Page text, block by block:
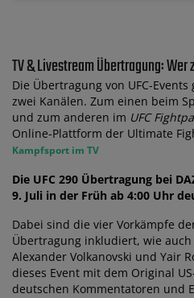
TV & Livestream Übertragung: Wer
Die Übertragung von UFC-
zwei Kanälen. Zum einen beim
und zum anderen im UFC
Online-Plattform der Ultimate
Kampfsport im TV
Die UFC 290 Übertragung bei
9. Juli in der Früh ab 4:00 Uhr
Dabei sind die vier Vorkämpfe
Übertragung inkludiert, wie
Alexander Volkanovski und Yair
dieses Event mit dem Original
deutschen Kommentatoren und